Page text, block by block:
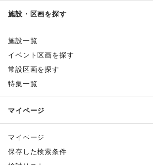
施設・区画を探す
施設一覧
イベント区画を探す
常設区画を探す
特集一覧
マイページ
マイページ
保存した検索条件